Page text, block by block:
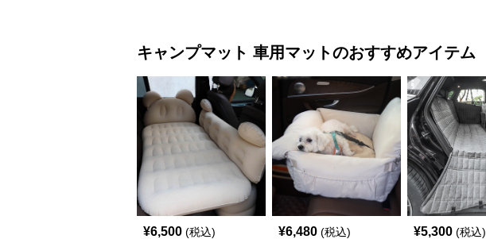
キャンプマット 車用マットのおすすめアイテム
¥6,500 (税込) ¥6,480 (税込) ¥5,300 (税込)